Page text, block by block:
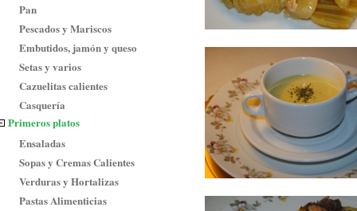
Pan
Pescados y Mariscos
Embutidos, jamón y queso
Setas y varios
Cazuelitas calientes
Casquería
Primeros platos
Ensaladas
Sopas y Cremas Calientes
Verduras y Hortalizas
Pastas Alimenticias